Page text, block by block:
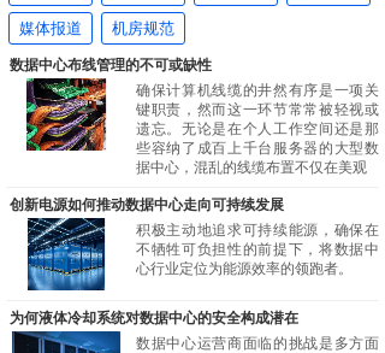
媒体报道 机房规范
数据中心布线管理的不可或缺性
确保计算机线缆的井然有序是一项关
键职责，然而这一环节常常被轻视或
遗忘。无论是在个人工作空间还是那
些容纳了成百上千台服务器的大型数
据中心，混乱的线缆布置不仅在美观
创新电源如何推动数据中心走向可持续发展
积极主动地追求可持续能源，确保在
不牺牲可负担性的前提下，将数据中
心行业定位为能源效率的领跑者。
为何液体冷却系统对数据中心的安全构成潜在
数据中心运营商面临的挑战是多方面